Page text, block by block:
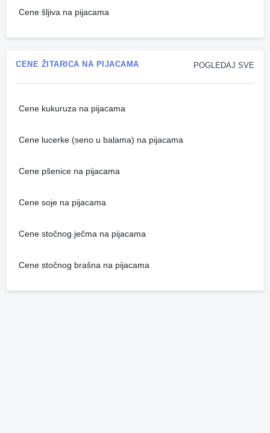
Cene šljiva na pijacama
POGLEDAJ SVE
CENE ŽITARICA NA PIJACAMA
Cene kukuruza na pijacama
Cene lucerke (seno u balama) na pijacama
Cene pšenice na pijacama
Cene soje na pijacama
Cene stočnog ječma na pijacama
Cene stočnog brašna na pijacama